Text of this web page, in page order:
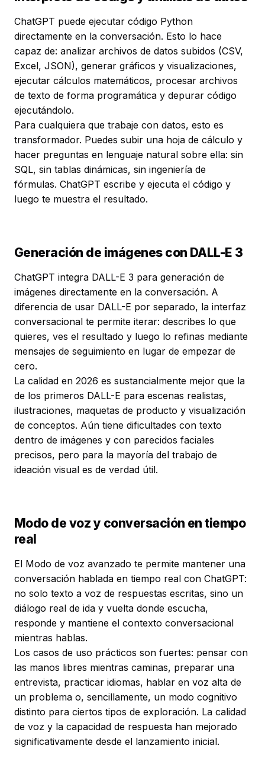
ChatGPT puede ejecutar código Python
directamente en la conversación. Esto lo hace
capaz de: analizar archivos de datos subidos (CSV,
Excel, JSON), generar gráficos y visualizaciones,
ejecutar cálculos matemáticos, procesar archivos
de texto de forma programática y depurar código
ejecutándolo.
Para cualquiera que trabaje con datos, esto es
transformador. Puedes subir una hoja de cálculo y
hacer preguntas en lenguaje natural sobre ella: sin
SQL, sin tablas dinámicas, sin ingeniería de
fórmulas. ChatGPT escribe y ejecuta el código y
luego te muestra el resultado.
Generación de imágenes con DALL-E 3
ChatGPT integra DALL-E 3 para generación de
imágenes directamente en la conversación. A
diferencia de usar DALL-E por separado, la interfaz
conversacional te permite iterar: describes lo que
quieres, ves el resultado y luego lo refinas mediante
mensajes de seguimiento en lugar de empezar de
cero.
La calidad en 2026 es sustancialmente mejor que la
de los primeros DALL-E para escenas realistas,
ilustraciones, maquetas de producto y visualización
de conceptos. Aún tiene dificultades con texto
dentro de imágenes y con parecidos faciales
precisos, pero para la mayoría del trabajo de
ideación visual es de verdad útil.
Modo de voz y conversación en tiempo
real
El Modo de voz avanzado te permite mantener una
conversación hablada en tiempo real con ChatGPT:
no solo texto a voz de respuestas escritas, sino un
diálogo real de ida y vuelta donde escucha,
responde y mantiene el contexto conversacional
mientras hablas.
Los casos de uso prácticos son fuertes: pensar con
las manos libres mientras caminas, preparar una
entrevista, practicar idiomas, hablar en voz alta de
un problema o, sencillamente, un modo cognitivo
distinto para ciertos tipos de exploración. La calidad
de voz y la capacidad de respuesta han mejorado
significativamente desde el lanzamiento inicial.